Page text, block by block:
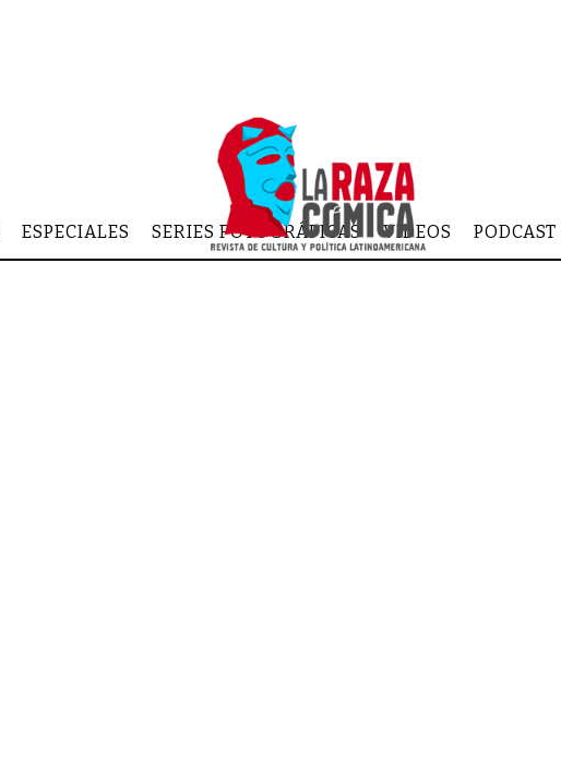
ESPECIALES SERIES FOTOGRÁFICAS VIDEOS PODCAST